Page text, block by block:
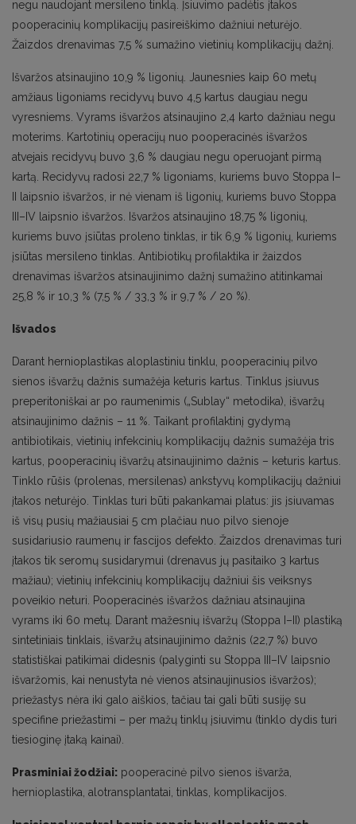
negu naudojant mersileno tinklą. Įsiuvimo padėtis įtakos
pooperacinių komplikacijų pasireiškimo dažniui neturėjo.
Žaizdos drenavimas 7,5 % sumažino vietinių komplikacijų dažnį.
Išvaržos atsinaujino 10,9 % ligonių. Jaunesnies kaip 60 metų
amžiaus ligoniams recidyvų buvo 4,5 kartus daugiau negu
vyresniems. Vyrams išvaržos atsinaujino 2,4 karto dažniau negu
moterims. Kartotinių operacijų nuo pooperacinės išvaržos
atvejais recidyvų buvo 3,6 % daugiau negu operuojant pirmą
kartą. Recidyvų radosi 22,7 % ligoniams, kuriems buvo Stoppa I–
II laipsnio išvaržos, ir nė vienam iš ligonių, kuriems buvo Stoppa
III–IV laipsnio išvaržos. Išvaržos atsinaujino 18,75 % ligonių,
kuriems buvo įsiūtas proleno tinklas, ir tik 6,9 % ligonių, kuriems
įsiūtas mersileno tinklas. Antibiotikų profilaktika ir žaizdos
drenavimas išvaržos atsinaujinimo dažnį sumažino atitinkamai
25,8 % ir 10,3 % (7,5 % / 33,3 % ir 9,7 % / 20 %).
Išvados
Darant hernioplastikas aloplastiniu tinklu, pooperacinių pilvo
sienos išvaržų dažnis sumažėja keturis kartus. Tinklus įsiuvus
preperitoniškai ar po raumenimis („Sublay“ metodika), išvaržų
atsinaujinimo dažnis – 11 %. Taikant profilaktinį gydymą
antibiotikais, vietinių infekcinių komplikacijų dažnis sumažėja tris
kartus, pooperacinių išvaržų atsinaujinimo dažnis – keturis kartus.
Tinklo rūšis (prolenas, mersilenas) ankstyvų komplikacijų dažniui
įtakos neturėjo. Tinklas turi būti pakankamai platus: jis įsiuvamas
iš visų pusių mažiausiai 5 cm plačiau nuo pilvo sienoje
susidariusio raumenų ir fascijos defekto. Žaizdos drenavimas turi
įtakos tik seromų susidarymui (drenavus jų pasitaiko 3 kartus
mažiau); vietinių infekcinių komplikacijų dažniui šis veiksnys
poveikio neturi. Pooperacinės išvaržos dažniau atsinaujina
vyrams iki 60 metų. Darant mažesnių išvaržų (Stoppa I–II) plastiką
sintetiniais tinklais, išvaržų atsinaujinimo dažnis (22,7 %) buvo
statistiškai patikimai didesnis (palyginti su Stoppa III–IV laipsnio
išvaržomis, kai nenustyta nė vienos atsinaujinusios išvaržos);
priežastys nėra iki galo aiškios, tačiau tai gali būti susiję su
specifine priežastimi – per mažų tinklų įsiuvimu (tinklo dydis turi
tiesioginę įtaką kainai).
Prasminiai žodžiai: pooperacinė pilvo sienos išvarža,
hernioplastika, alotransplantatai, tinklas, komplikacijos.